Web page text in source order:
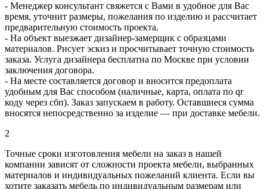
- Менеджер консультант свяжется с Вами в удобное для Вас
время, уточнит размеры, пожелания по изделию и рассчитает
предварительную стоимость проекта.
- На объект выезжает дизайнер-замерщик с образцами
материалов. Рисует эскиз и просчитывает точную стоимость
заказа. Услуга дизайнера бесплатна по Москве при условии
заключения договора.
- На месте составляется договор и вносится предоплата
удобным для Вас способом (наличные, карта, оплата по qr
коду через сбп). Заказ запускаем в работу. Оставшиеся сумма
вносятся непосредственно за изделие — при доставке мебели.
2
Точные сроки изготовления мебели на заказ в нашей
компании зависят от сложности проекта мебели, выбранных
материалов и индивидуальных пожеланий клиента. Если вы
хотите заказать мебель по индивидуальным размерам или